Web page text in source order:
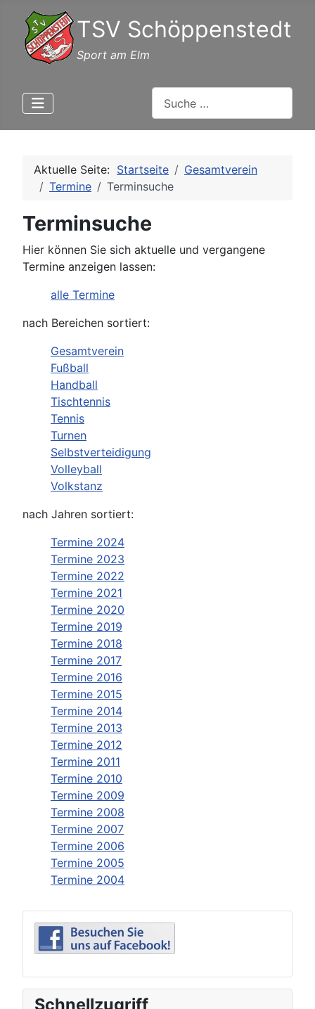
TSV Schöppenstedt
Sport am Elm
Aktuelle Seite: Startseite
Gesamtverein
Termine
Terminsuche
Terminsuche
Hier können Sie sich aktuelle und vergangene
Termine anzeigen lassen:
alle Termine
nach Bereichen sortiert:
Gesamtverein
Fußball
Handball
Tischtennis
Tennis
Turnen
Selbstverteidigung
Volleyball
Volkstanz
nach Jahren sortiert:
Termine 2024
Termine 2023
Termine 2022
Termine 2021
Termine 2020
Termine 2019
Termine 2018
Termine 2017
Termine 2016
Termine 2015
Termine 2014
Termine 2013
Termine 2012
Termine 2011
Termine 2010
Termine 2009
Termine 2008
Termine 2007
Termine 2006
Termine 2005
Termine 2004
Schnellzugriff